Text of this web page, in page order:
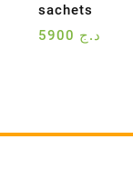
sachets
د.ج